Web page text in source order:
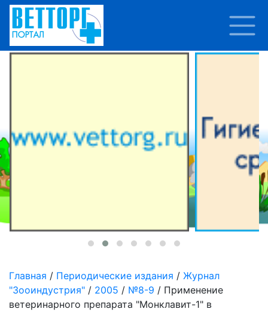
Главная / Периодические издания / Журнал
"Зооиндустрия" / 2005 / №8-9 / Применение
ветеринарного препарата "Монклавит-1" в